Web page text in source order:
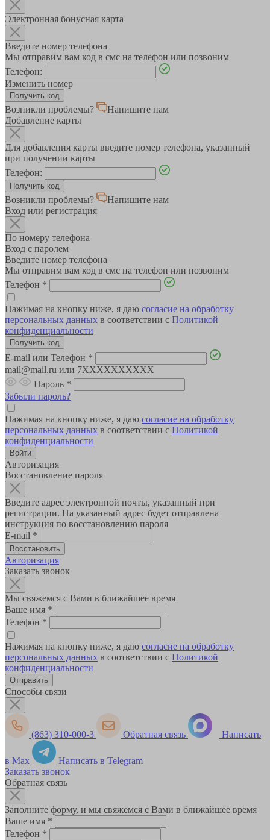
Электронная бонусная карта
Введите номер телефона
Мы отправим вам код в смс на телефон или позвоним
Телефон:
Изменить номер
Возникли проблемы?
Напишите нам
Добавление карты
Для добавления карты введите номер телефона, указанный
при получении карты
Телефон:
Возникли проблемы?
Напишите нам
Вход или регистрация
По номеру телефона
Вход с паролем
Введите номер телефона
Мы отправим вам код в смс на телефон или позвоним
Телефон *
Нажимая на кнопку ниже, я даю согласие на обработку
персональных данных в соответствии с Политикой
конфиденциальности
E-mail или Телефон *
mail@mail.ru или 7XXXXXXXXXX
Пароль *
Забыли пароль?
Нажимая на кнопку ниже, я даю согласие на обработку
персональных данных в соответствии с Политикой
конфиденциальности
Авторизация
Восстановление пароля
Введите адрес электронной почты, указанный при
регистрации. На указанный адрес будет отправлена
инструкция по восстановлению пароля
E-mail *
Авторизация
Заказать звонок
Мы свяжемся с Вами в ближайшее время
Ваше имя *
Телефон *
Нажимая на кнопку ниже, я даю согласие на обработку
персональных данных в соответствии с Политикой
конфиденциальности
Способы связи
(863) 310-000-3 Обратная связь Написать
в Max
Написать в Telegram
Заказать звонок
Обратная связь
Заполните форму, и мы свяжемся с Вами в ближайшее время
Ваше имя *
Телефон *